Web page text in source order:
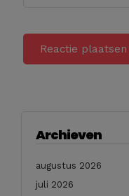
Archieven
augustus 2026
juli 2026